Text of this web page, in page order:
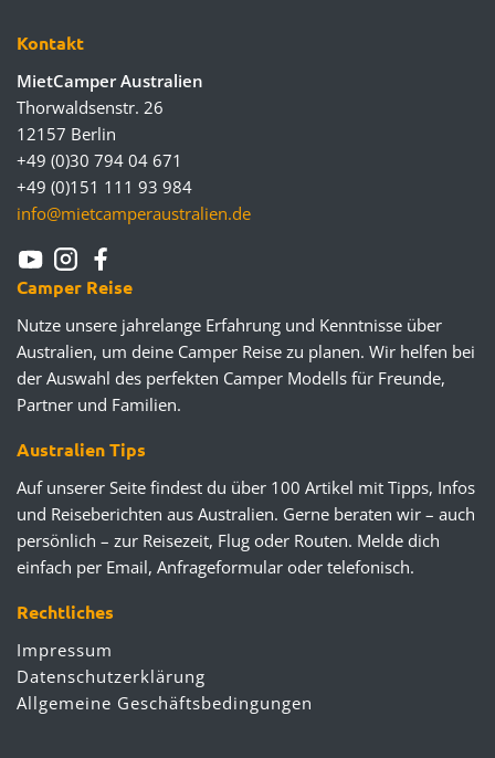
Kontakt
MietCamper Australien
Thorwaldsenstr. 26
12157 Berlin
+49 (0)30 794 04 671
+49 (0)151 111 93 984
info@mietcamperaustralien.de
Camper Reise
Nutze unsere jahrelange Erfahrung und Kenntnisse über
Australien, um deine Camper Reise zu planen. Wir helfen bei
der Auswahl des perfekten Camper Modells für Freunde,
Partner und Familien.
Australien Tips
Auf unserer Seite findest du über 100 Artikel mit Tipps, Infos
und Reiseberichten aus Australien. Gerne beraten wir – auch
persönlich – zur Reisezeit, Flug oder Routen. Melde dich
einfach per Email, Anfrageformular oder telefonisch.
Rechtliches
Impressum
Datenschutzerklärung
Allgemeine Geschäftsbedingungen